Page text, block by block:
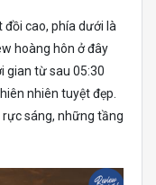
cao, phía dưới là
hoàng hôn ở đây
gian từ sau 05:30
nhiên tuyệt đẹp.
rực sáng, những tầng